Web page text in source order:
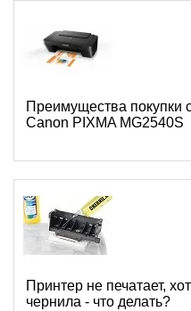
Преимущества покупки
Canon PIXMA MG2540S
Принтер не печатает,
чернила - что делать?